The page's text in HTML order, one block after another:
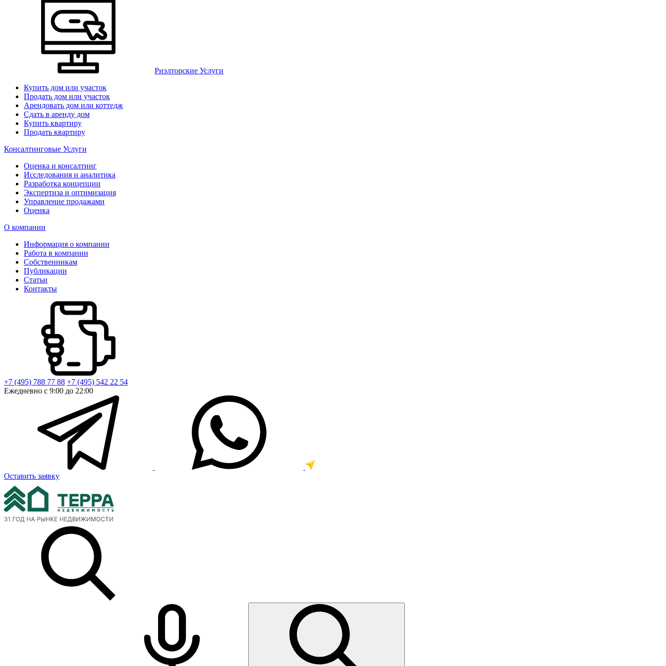
Риэлторские Услуги
Купить дом или участок
Продать дом или участок
Арендовать дом или коттедж
Сдать в аренду дом
Купить квартиру
Продать квартиру
Консалтинговые Услуги
Оценка и консалтинг
Исследования и аналитика
Разработка концепции
Экспертиза и оптимизация
Управление продажами
Оценка
О компании
Информация о компании
Работа в компании
Собственникам
Публикации
Статьи
Контакты
+7 (495) 788 77 88 +7 (495) 542 22 54
Ежедневно с 9:00 до 22:00
Оставить заявку